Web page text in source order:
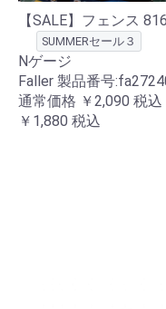
【SALE】フェンス
SUMMERセール３
Nゲージ
Faller 製品番号
通常価格 ￥2,090 税込
￥1,880 税込